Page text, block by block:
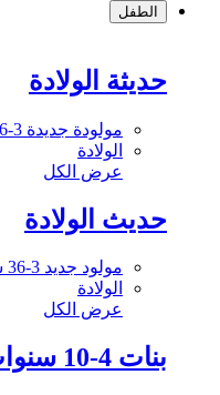
الطفل
حديثة الولادة
مولودة جديدة 3-36 شهرًا
الولادة
عرض الكل
حديث الولادة
مولود جديد 3-36 شهرًا
الولادة
عرض الكل
بنات 4-10 سنوات